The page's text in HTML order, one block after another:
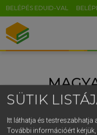
BELÉPÉS EDUID-VAL
SÜTIK
Itt láthatja és
További információért
GR
5
g h j k l
v b n m ,